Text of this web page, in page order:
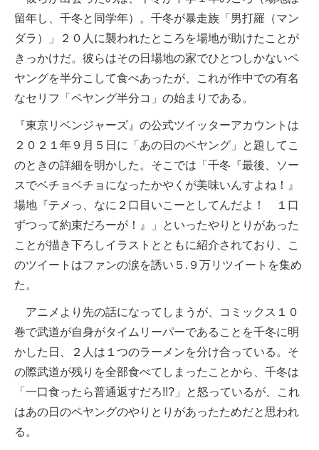
留年し、千冬と同学年）。千冬が暴走族「男打羅（マン
ダラ）」２０人に襲われたところを場地が助けたことが
きっかけだ。彼らはその日場地の家でひとつしかないペ
ヤングを半分こして食べあったが、これが作中での有名
なセリフ「ペヤング半分コ」の始まりである。
『東京リベンジャーズ』の公式ツイッターアカウントは
２０２１年９月５日に「あの日のペヤング」と題してこ
のときの詳細を明かした。そこでは「千冬『最後、ソー
スでベチョベチョになったかやくが美味いんすよね！』
場地『テメっ、なに２口目いこーとしてんだよ！ １口
ずつって約束だろーが！』」といったやりとりがあった
ことが描き下ろしイラストとともに紹介されており、こ
のツイートはファンの涙を誘い５.９万リツイートを集め
た。
アニメより先の話になってしまうが、コミックス１０
巻で武道が自身がタイムリーパーであることを千冬に明
かした日、２人は１つのラーメンを分け合っている。そ
の際武道が残りを全部食べてしまったことから、千冬は
「一口食ったら普通返すだろ!!?」と怒っているが、これ
はあの日のペヤングのやりとりがあったためだと思われ
る。